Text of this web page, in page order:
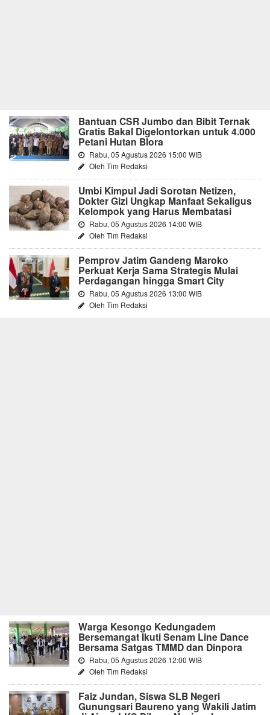
Bantuan CSR Jumbo dan Bibit Ternak
Gratis Bakal Digelontorkan untuk 4.000
Petani Hutan Blora
Rabu, 05 Agustus 2026 15:00 WIB
Oleh Tim Redaksi
Umbi Kimpul Jadi Sorotan Netizen,
Dokter Gizi Ungkap Manfaat Sekaligus
Kelompok yang Harus Membatasi
Rabu, 05 Agustus 2026 14:00 WIB
Oleh Tim Redaksi
Pemprov Jatim Gandeng Maroko
Perkuat Kerja Sama Strategis Mulai
Perdagangan hingga Smart City
Rabu, 05 Agustus 2026 13:00 WIB
Oleh Tim Redaksi
Warga Kesongo Kedungadem
Bersemangat Ikuti Senam Line Dance
Bersama Satgas TMMD dan Dinpora
Rabu, 05 Agustus 2026 12:00 WIB
Oleh Tim Redaksi
Faiz Jundan, Siswa SLB Negeri
Gunungsari Baureno yang Wakili Jatim